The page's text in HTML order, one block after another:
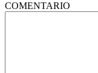
COMENTARIO